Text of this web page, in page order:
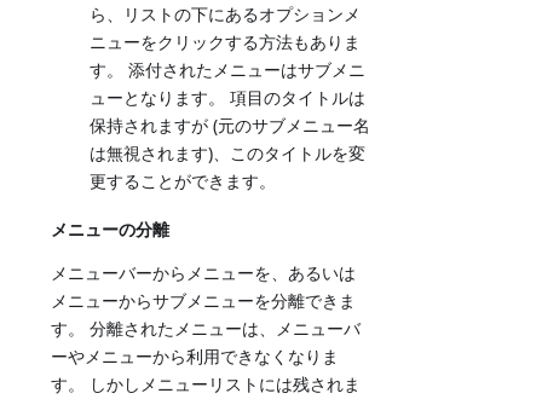
ら、リストの下にあるオプションメ
ニューをクリックする方法もありま
す。 添付されたメニューはサブメニ
ューとなります。 項目のタイトルは
保持されますが (元のサブメニュー名
は無視されます)、このタイトルを変
更することができます。
メニューの分離
メニューバーからメニューを、あるいは
メニューからサブメニューを分離できま
す。 分離されたメニューは、メニューバ
ーやメニューから利用できなくなりま
す。 しかしメニューリストには残されま